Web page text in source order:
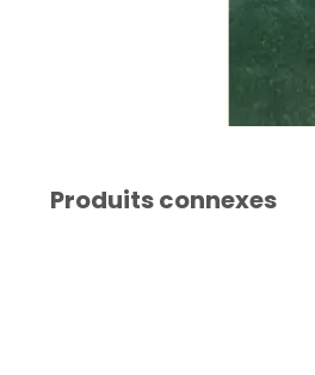
Produits connexes